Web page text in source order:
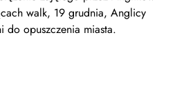
walk, 19 grudnia, Anglicy
do opuszczenia miasta.